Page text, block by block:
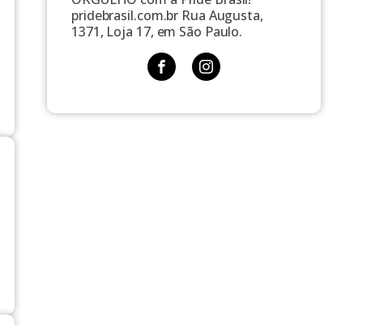
pridebrasil.com.br Rua Augusta,
1371, Loja 17, em São Paulo.